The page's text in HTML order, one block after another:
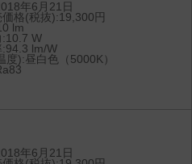
年6月21日
格(税抜):19,300円
lm
:10.7 W
:94.3 lm/W
度):昼白色（5000K）
年6月21日